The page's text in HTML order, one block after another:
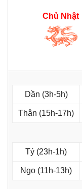
Chủ Nhật
Dần (3h-5h)
Thân (15h-17h)
Tý (23h-1h)
Ngọ (11h-13h)